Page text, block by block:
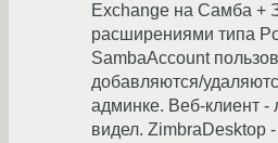
Exchange на Самба +
расширениями типа
SambaAccount
добавляются/
админке. Веб-клиент -
видел. ZimbraDesktop